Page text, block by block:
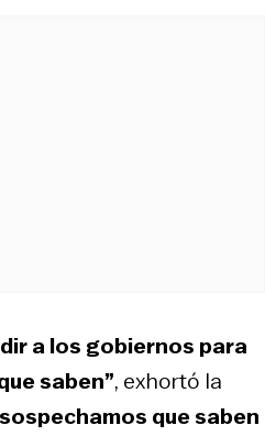
a los gobiernos para
saben”, exhortó la
que saben